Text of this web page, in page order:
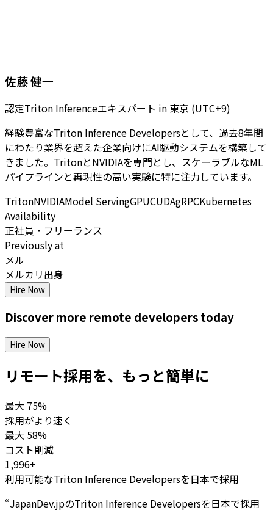
佐藤 健一
認定Triton Inferenceエキスパート in 東京 (UTC+9)
経験豊富なTriton Inference Developersとして、過去8年間
にわたり業界を超えた企業向けにAI駆動システムを構築して
きました。TritonとNVIDIAを専門とし、スケーラブルなML
パイプラインと再現性の高い実験に特に注力しています。
TritonNVIDIAModel ServingGPUCUDAgRPCKubernetes
Availability
正社員・フリーランス
Previously at
メル
メルカリ出身
Hire Now
Discover more remote developerstoday
Hire Now
リモート採用を、もっと簡単に
最大 75%
採用がより速く
最大 58%
コスト削減
1,996+
利用可能なTriton Inference Developersを日本で採用
“JapanDev.jpのTriton Inference Developersを日本で採用